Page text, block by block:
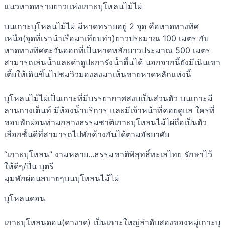
แนวหาดทรายยาวแห่งเกาะบุโหลนไม้ไผ่
บนเกาะบุโหลนไม้ไผ่ มีหาดทรายอยู่ 2 จุด คือหาดทางทิศ
เหนือ(จุดที่เรานำเรือมาเทียบท่า)ยาวประมาณ 100 เมตร กับ
หาดทางทิศตะวันออกที่เป็นหาดหลักยาวประมาณ 500 เมตร
สามารถเล่นน้ำและดำดูปะการังน้ำตื้นได้ นอกจากนี้ยังมีเนินเขา
เตี้ยให้เดินขึ้นไปชมวิวมองลงมาเห็นชายหาดหลักแห่งนี้
บุโหลนไม้ไผ่เป็นเกาะที่มีบรรยากาศสงบเป็นส่วนตัว บนเกาะมี
ลานกางเต็นท์ มีห้องน้ำบริการ และมีเจ้าหน้าที่คอยดูแล ใครที่
ชอบพักผ่อนท่ามกลางธรรมชาติเกาะบุโหลนไม้ไผ่ถือเป็นตัว
เลือกชั้นดีที่สามารถไปพักค้างกันได้ตามอัธยาศัย
“เกาะบุโหลน” งามหลาย...ธรรมชาติพิสุทธิ์ทะเลไทย รักษาไว้
ให้ดีๆ/ปิ่น บุตรี
มุมพักผ่อนสบายๆบนบุโหลนไม้ไผ่
บุโหลนดอน
เกาะบุโหลนดอน(ดางาด) เป็นเกาะใหญ่ลำดับสองของหมู่เกาะบุ